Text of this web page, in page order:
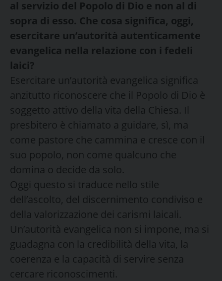
al servizio del Popolo di Dio e non al di
sopra di esso. Che cosa significa, oggi,
esercitare un’autorità autenticamente
evangelica nella relazione con i fedeli
laici?
Esercitare un’autorità evangelica significa
anzitutto riconoscere che il Popolo di Dio è
soggetto attivo della vita della Chiesa. Il
presbitero è chiamato a guidare, sì, ma
come pastore che cammina e cresce con il
suo popolo, non come qualcuno che
domina o decide da solo.
Oggi questo si traduce nello stile
dell’ascolto, del discernimento condiviso e
della valorizzazione dei carismi laicali.
Un’autorità evangelica non si impone, ma si
guadagna con la credibilità della vita, la
coerenza e la capacità di servire senza
cercare riconoscimenti.